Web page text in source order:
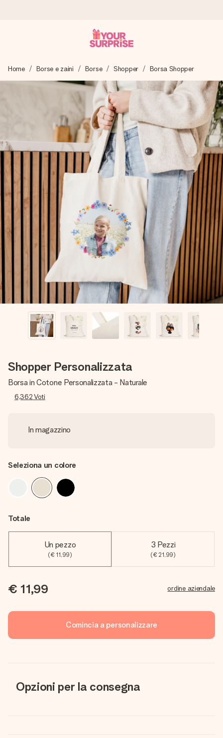
Prepariamo il tuo regalo con attenzione e lo spediamo in un
lampo – così potrai consegnarlo al momento giusto, quando
4,7 (basato su +15.000 recensioni)
I nostri regali ispirano. I clienti ci valutano 4,7 su Google
Reviews.
Biglietto d'auguri gratuito
Realizza qualcosa di unico in pochi passi – con il suo nome,
una tua foto o un messaggio che tocchi il cuore. Nessuna
complicazione, solo tanto amore per il momento perfetto.
Home Borse e zaini Borse Shopper Borsa Shopper
Shopper Personalizzata
Borsa in Cotone Personalizzata - Naturale
6,362Voti
In magazzino
Seleziona un colore
Totale
Un pezzo
(€ 11,99)
3 Pezzi
(€ 21,99)
€ 11,99 ordine aziendale
Comincia a personalizzare
Opzioni per la consegna